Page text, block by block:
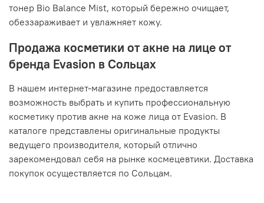
тонер Bio Balance Mist, который бережно очищает,
обеззараживает и увлажняет кожу.
Продажа косметики от акне на лице от
бренда Evasion в Сольцах
В нашем интернет-магазине предоставляется
возможность выбрать и купить профессиональную
косметику против акне на коже лица от Evasion. В
каталоге представлены оригинальные продукты
ведущего производителя, который отлично
зарекомендовал себя на рынке космецевтики. Доставка
покупок осуществляется по Сольцам.